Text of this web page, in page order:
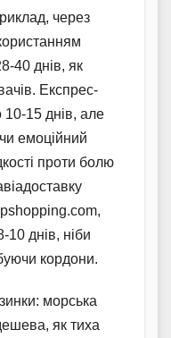
через
40 днів, як
Експрес-
10-15 днів, але
емоційний
проти болю
днів, ніби
кордони.
морська
як тиха